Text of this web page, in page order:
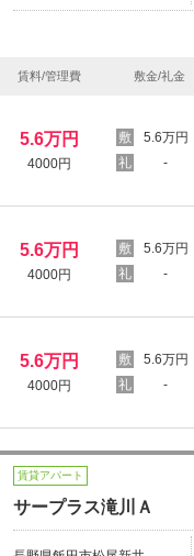
賃料/管理費 敷金/礼金
5.6万円
4000円
5.6万円
-
5.6万円
4000円
5.6万円
-
5.6万円
4000円
5.6万円
-
賃貸アパート
サープラス滝川Ａ